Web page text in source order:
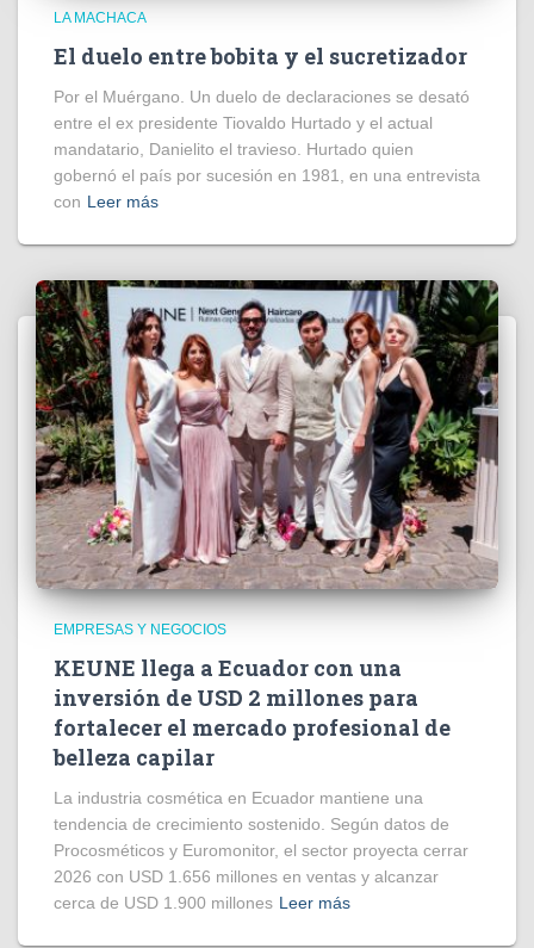
LA MACHACA
El duelo entre bobita y el sucretizador
Por el Muérgano. Un duelo de declaraciones se desató
entre el ex presidente Tiovaldo Hurtado y el actual
mandatario, Danielito el travieso. Hurtado quien
gobernó el país por sucesión en 1981, en una entrevista
con Leer más
EMPRESAS Y NEGOCIOS
KEUNE llega a Ecuador con una
inversión de USD 2 millones para
fortalecer el mercado profesional de
belleza capilar
La industria cosmética en Ecuador mantiene una
tendencia de crecimiento sostenido. Según datos de
Procosméticos y Euromonitor, el sector proyecta cerrar
2026 con USD 1.656 millones en ventas y alcanzar
cerca de USD 1.900 millones Leer más